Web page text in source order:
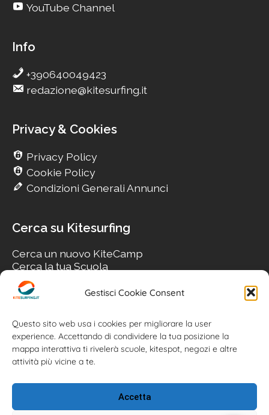
Gestisci Cookie Consent
Questo sito web usa i cookies per migliorare la user
experience. Accettando di condividere la tua posizione la
mappa interattiva ti rivelerà scuole, kitespot, negozi e altre
attività più vicine a te.
Accetta
YouTube Channel
Info
+390640049423
redazione@kitesurfing.it
Privacy & Cookies
Privacy Policy
Cookie Policy
Condizioni Generali Annunci
Cerca su Kitesurfing
Cerca un nuovo KiteCamp
Cerca la tua Scuola
Cerca il tuo KiteSpot
Cerca Accommodation